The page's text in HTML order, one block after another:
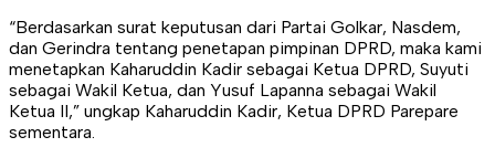
“Berdasarkan surat keputusan dari Partai Golkar, Nasdem,
dan Gerindra tentang penetapan pimpinan DPRD, maka kami
menetapkan Kaharuddin Kadir sebagai Ketua DPRD, Suyuti
sebagai Wakil Ketua, dan Yusuf Lapanna sebagai Wakil
Ketua II,” ungkap Kaharuddin Kadir, Ketua DPRD Parepare
sementara.